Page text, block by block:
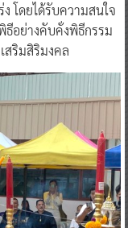
โดยได้รับความสนใจ
อย่างคับคั่งพิธีกรรม
สริมสิริมงคล